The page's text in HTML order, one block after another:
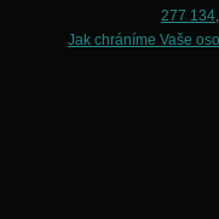
277 134
Jak chráníme Vaše